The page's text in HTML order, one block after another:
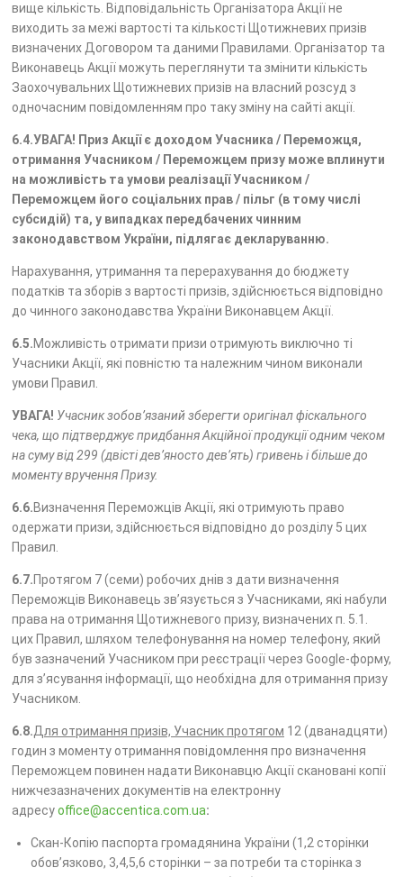
вище кількість. Відповідальність Організатора Акції не
виходить за межі вартості та кількості Щотижневих призів
визначених Договором та даними Правилами. Організатор та
Виконавець Акції можуть переглянути та змінити кількість
Заохочувальних Щотижневих призів на власний розсуд з
одночасним повідомленням про таку зміну на сайті акції.
6.4.УВАГА! Приз Акції є доходом Учасника / Переможця,
отримання Учасником / Переможцем призу може вплинути
на можливість та умови реалізації Учасником /
Переможцем його соціальних прав / пільг (в тому числі
субсидій) та, у випадках передбачених чинним
законодавством України, підлягає декларуванню.
Нарахування, утримання та перерахування до бюджету
податків та зборів з вартості призів, здійснюється відповідно
до чинного законодавства України Виконавцем Акції.
6.5.Можливість отримати призи отримують виключно ті
Учасники Акції, які повністю та належним чином виконали
умови Правил.
УВАГА! Учасник зобов’язаний зберегти оригінал фіскального
чека, що підтверджує придбання Акційної продукції одним чеком
на суму від 299 (двісті дев’яносто дев’ять) гривень і більше до
моменту вручення Призу.
6.6.Визначення Переможців Акції, які отримують право
одержати призи, здійснюється відповідно до розділу 5 цих
Правил.
6.7.Протягом 7 (семи) робочих днів з дати визначення
Переможців Виконавець зв’язується з Учасниками, які набули
права на отримання Щотижневого призу, визначених п. 5.1.
цих Правил, шляхом телефонування на номер телефону, який
був зазначений Учасником при реєстрації через Google-форму,
для з’ясування інформації, що необхідна для отримання призу
Учасником.
6.8.Для отримання призів, Учасник протягом 12 (дванадцяти)
годин з моменту отримання повідомлення про визначення
Переможцем повинен надати Виконавцю Акції скановані копії
нижчезазначених документів на електронну
адресуoffice@accentica.com.ua:
Скан-Копію паспорта громадянина України (1,2 сторінки
обов’язково, 3,4,5,6 сторінки – за потреби та сторінка з